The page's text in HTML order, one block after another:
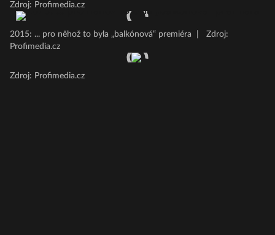
Zdroj: Profimedia.cz
2015: ... pro něhož to byla „balkónová“ premiéra
Zdroj:
Profimedia.cz
Zdroj: Profimedia.cz